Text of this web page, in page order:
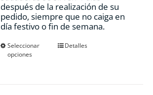
después de la realización de su
pedido, siempre que no caiga en
día festivo o fin de semana.
Seleccionar
opciones
EsteDetalles